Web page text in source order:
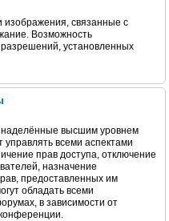
связанные с
Возможность
разрешений, установленных
высшим уровнем
всеми аспектами
прав доступа, отключение
назначение
предоставленных им
обладать всеми
в зависимости от